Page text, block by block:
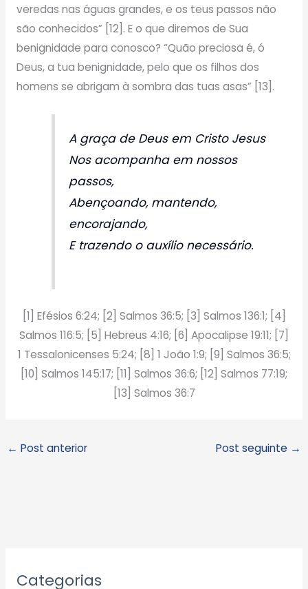
veredas nas águas grandes, e os teus passos não
são conhecidos” [12]. E o que diremos de Sua
benignidade para conosco? “Quão preciosa é, ó
Deus, a tua benignidade, pelo que os filhos dos
homens se abrigam à sombra das tuas asas” [13].
A graça de Deus em Cristo Jesus
Nos acompanha em nossos
passos,
Abençoando, mantendo,
encorajando,
E trazendo o auxílio necessário.
[1] Efésios 6:24; [2] Salmos 36:5; [3] Salmos 136:1; [4]
Salmos 116:5; [5] Hebreus 4:16; [6] Apocalipse 19:11; [7]
1 Tessalonicenses 5:24; [8] 1 João 1:9; [9] Salmos 36:5;
[10] Salmos 145:17; [11] Salmos 36:6; [12] Salmos 77:19;
[13] Salmos 36:7
← Post anterior Post seguinte →
Categorias
r